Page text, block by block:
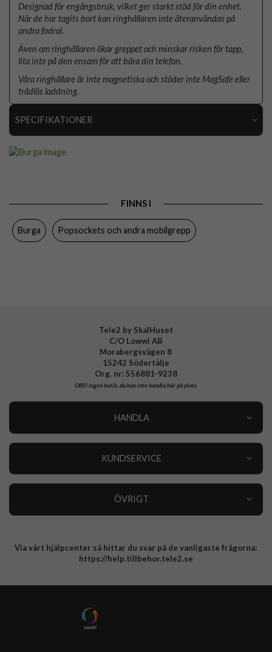
Designad för engångsbruk, vilket ger starkt stöd för din enhet.
När de har tagits bort kan ringhållaren inte återanvändas på
andra fodral.
Även om ringhållaren ökar greppet och minskar risken för tapp,
lita inte på den ensam för att bära din telefon.
Våra ringhållare är inte magnetiska och stöder inte MagSafe eller
trådlös laddning.
SPECIFIKATIONER
Tillverkarens art nr
FINNS I
Burga Popsockets och andra mobilgrepp
Tele2 by SkalHuset
C/O Lowwi AB
Morabergsvägen 8
15242 Södertälje
Org. nr: 556881-9238
OBS!Ingen butik, du kan inte handla här på plats
HANDLA
KUNDSERVICE
ÖVRIGT
Integritetspolicy
Via vårt hjälpcenter så hittar du svar på de vanligaste frågorna:
https://help.tillbehor.tele2.se